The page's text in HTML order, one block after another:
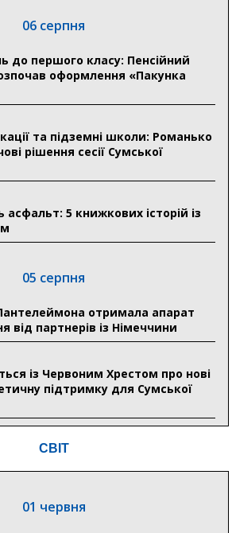
06 серпня
до першого класу: Пенсійний
оформлення «Пакунка
та підземні школи: Романько
рішення сесії Сумської
асфальт: 5 книжкових історій із
05 серпня
отримала апарат
від партнерів із Німеччини
із Червоним Хрестом про нові
підтримку для Сумської
книжок згоріли. Як допомогти
04 серпня
СВІТ
01 червня